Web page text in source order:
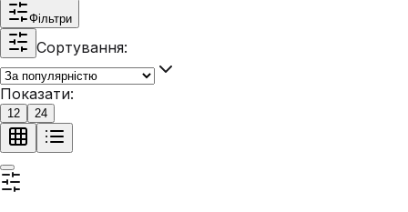
Фільтри
Сортування:
Показати:
12 24